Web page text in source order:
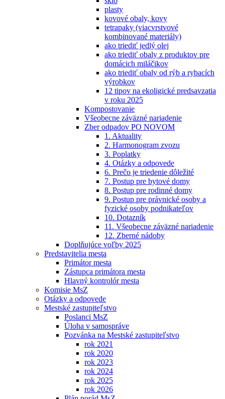
plasty
kovové obaly, kovy
tetrapaky (viacvrstvové
kombinované materiály)
ako triediť jedlý olej
ako triediť obaly z produktov pre
domácich miláčikov
ako triediť obaly od rýb a rybacích
výrobkov
12 tipov na ekoligické predsavzatia
v roku 2025
Kompostovanie
Všeobecne záväzné nariadenie
Zber odpadov PO NOVOM
1. Aktuality
2. Harmonogram zvozu
3. Poplatky
4. Otázky a odpovede
6. Prečo je triedenie dôležité
7. Postup pre bytové domy
8. Postup pre rodinné domy
9. Postup pre právnické osoby a
fyzické osoby podnikateľov
10. Dotazník
11. Všeobecne záväzné nariadenie
12. Zberné nádoby
Doplňujúce voľby 2025
Predstavitelia mesta
Primátor mesta
Zástupca primátora mesta
Hlavný kontrolór mesta
Komisie MsZ
Otázky a odpovede
Mestské zastupiteľstvo
Poslanci MsZ
Úloha v samospráve
Pozvánka na Mestské zastupiteľstvo
rok 2021
rok 2020
rok 2023
rok 2024
rok 2025
rok 2026